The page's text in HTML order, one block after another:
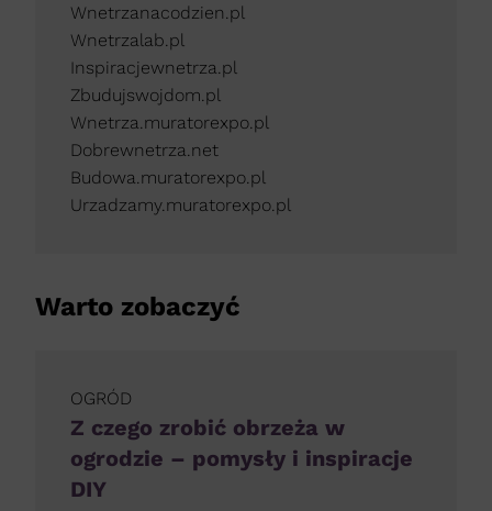
Wnetrzanacodzien.pl
Wnetrzalab.pl
Inspiracjewnetrza.pl
Zbudujswojdom.pl
Wnetrza.muratorexpo.pl
Dobrewnetrza.net
Budowa.muratorexpo.pl
Urzadzamy.muratorexpo.pl
Warto zobaczyć
OGRÓD
Z czego zrobić obrzeża w
ogrodzie – pomysły i inspiracje
DIY